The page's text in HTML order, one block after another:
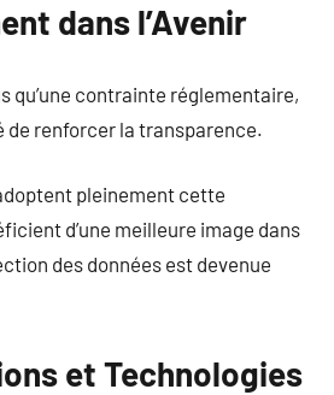
dans l’Avenir
qu’une contrainte réglementaire,
de renforcer la transparence.
pleinement cette
d’une meilleure image dans
des données est devenue
et Technologies